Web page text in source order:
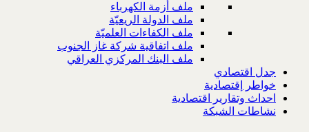
ملف أزمة الكهرباء
ملف الدولة الريعيّة
ملف الكفاءات العلميّة
ملف اتفاقية شركة غاز الجنوب
ملف البنك المركزي العراقي
جدل اقتصادي
خواطر إقتصادية
احداث وتقارير اقتصادية
نشاطات الشبكة